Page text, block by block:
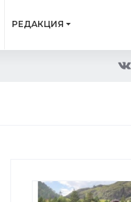
РЕДАКЦИЯ